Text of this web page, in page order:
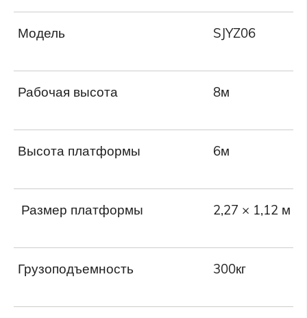
Модель SJYZ06
Рабочая высота 8м
Высота платформы 6м
Размер платформы 2,27 × 1,12 м
Грузоподъемность 300кг